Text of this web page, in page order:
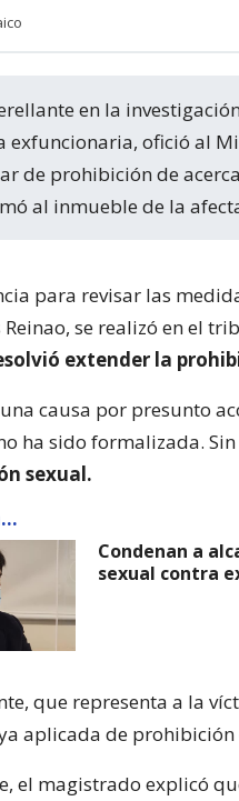
exfuncionaria, ofició al
de prohibición de
al inmueble de la
para revisar las
Reinao, se realizó en el
extender la
causa por presunto
ha sido formalizada.
sexual.
Condenan a
sexual contra
que representa a la
aplicada de prohibición
el magistrado explicó